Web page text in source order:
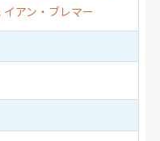
イアン・ブレマー